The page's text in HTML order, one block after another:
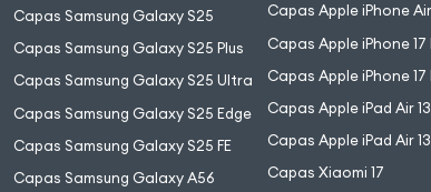
Capas Samsung Galaxy S25
Capas Samsung Galaxy S25 Plus
Capas Samsung Galaxy S25 Ultra
Capas Samsung Galaxy S25 Edge
Capas Samsung Galaxy S25 FE
Capas Samsung Galaxy A56
Capas Apple iPhone Air
Capas Apple iPhone 17
Capas Apple iPhone 17
Capas Apple iPad Air
Capas Apple iPad Air
Capas Xiaomi 17